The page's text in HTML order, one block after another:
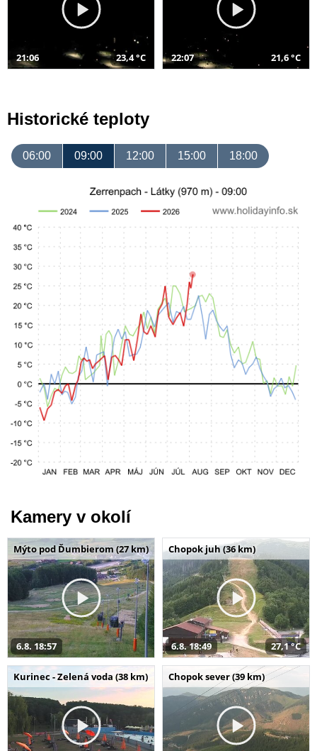
21:06 23,4 °C 22:07 21,6 °C
Historické teploty
06:00 09:00 12:00 15:00 18:00
Kamery v okolí
Mýto pod Ďumbierom (27 km)
6.8. 18:57
Chopok juh (36 km)
6.8. 18:49 27,1 °C
Kurinec - Zelená voda (38 km) Chopok sever (39 km)